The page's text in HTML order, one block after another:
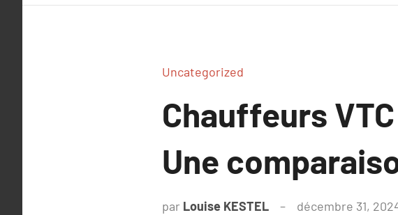
Uncategorized
Chauffeurs
Une
par Louise KESTEL décembre 31,